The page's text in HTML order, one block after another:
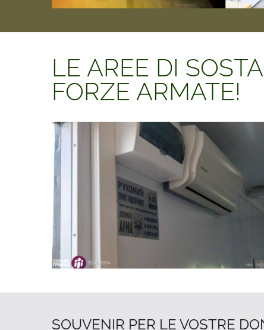
LE AREE DI
FORZE ARMATE!
SOUVENIR PER LE VOSTRE